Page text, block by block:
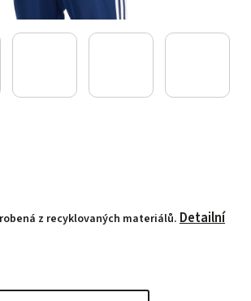
z recyklovaných materiálů. Detailní